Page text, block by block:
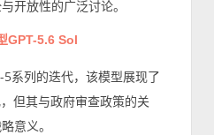
开放性的广泛讨论。
GPT-5.6 Sol
5系列的迭代，该模型展现了
但其与政府审查政策的关
意义。